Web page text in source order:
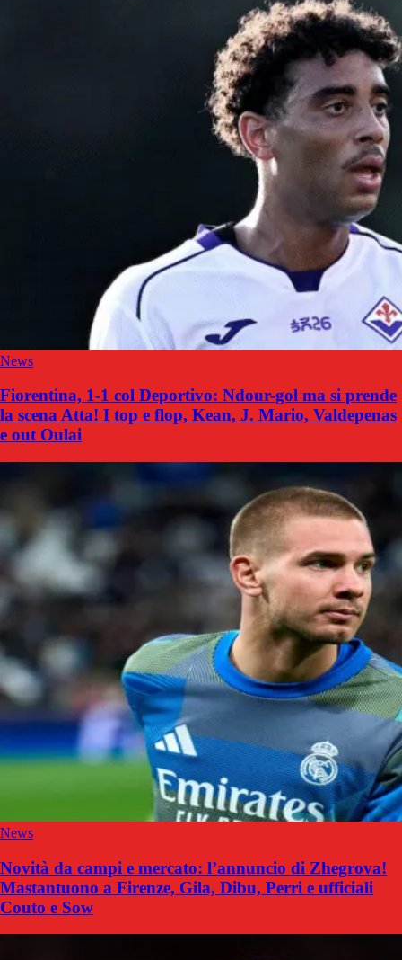
News
Fiorentina, 1-1 col Deportivo: Ndour-gol ma si prende
la scena Atta! I top e flop, Kean, J. Mario, Valdepenas
e out Oulai
News
Novità da campi e mercato: l’annuncio di Zhegrova!
Mastantuono a Firenze, Gila, Dibu, Perri e ufficiali
Couto e Sow